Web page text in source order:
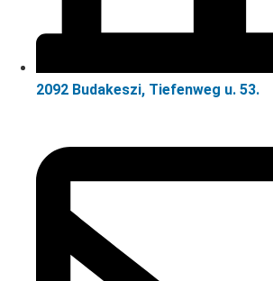
2092 Budakeszi, Tiefenweg u. 53.